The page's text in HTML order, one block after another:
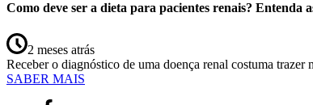
Como deve ser a dieta para pacientes renais? Entenda
2 meses atrás
Receber o diagnóstico de uma doença renal costuma
SABER MAIS